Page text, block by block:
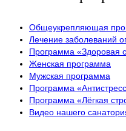
Общеукрепляющая
Лечение заболеваний
Программа «Здоровая
Женская программа
Мужская программа
Программа
Программа «Лёгкая
Видео нашего